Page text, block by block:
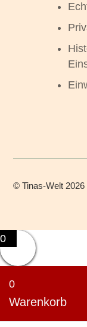
©Tinas-Welt 2026
0
0
Warenkorb